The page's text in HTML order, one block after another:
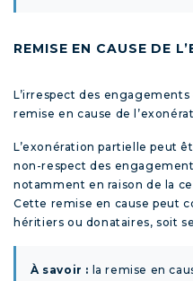
REMISE EN CAUSE DE
L’irrespect des
remise en cause de
L’exonération partielle peut
non-respect des
notamment en raison de la
Cette remise en cause peut
héritiers ou donataires, soit
À savoir : la remise en